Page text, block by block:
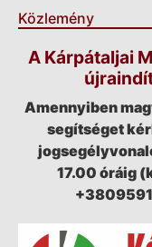
Közlemény
A Kárpátaljai
Amennyiben
segítséget
17.00 óráig